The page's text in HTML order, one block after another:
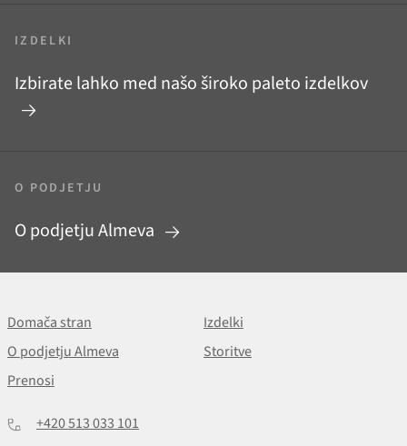
IZDELKI
Izbirate lahko med našo široko paleto izdelkov
O PODJETJU
O podjetju Almeva
Domača stran
Izdelki
O podjetju Almeva
Storitve
Prenosi
+420 513 033 101